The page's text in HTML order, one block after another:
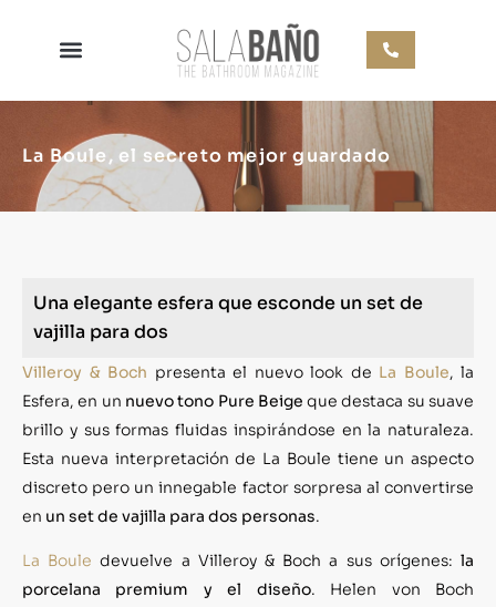
La Boule, el secreto mejor guardado
Una elegante esfera que esconde un set de
vajilla para dos
Villeroy & Boch presenta el nuevo look de La Boule, la
Esfera, en un nuevo tono Pure Beige que destaca su suave
brillo y sus formas fluidas inspirándose en la naturaleza.
Esta nueva interpretación de La Boule tiene un aspecto
discreto pero un innegable factor sorpresa al convertirse
en un set de vajilla para dos personas.
La Boule devuelve a Villeroy & Boch a sus orígenes:la
porcelana premium y el diseño. Helen von Boch